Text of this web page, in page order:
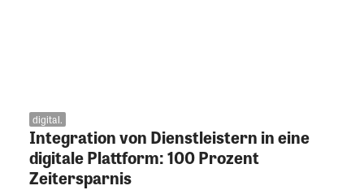
digital.
Integration von Dienstleistern in eine
digitale Plattform: 100 Prozent
Zeitersparnis